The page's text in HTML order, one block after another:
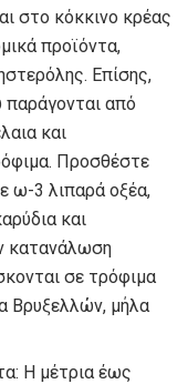
στο κόκκινο κρέας
προϊόντα,
Επίσης,
παράγονται από
και
Προσθέστε
ω-3 λιπαρά οξέα,
και
κατανάλωση
σε τρόφιμα
Βρυξελλών, μήλα
Η μέτρια έως